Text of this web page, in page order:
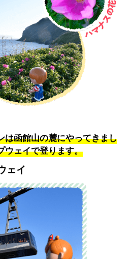
は函館山の麓にやってきまし
ウェイで登ります。
ェイ